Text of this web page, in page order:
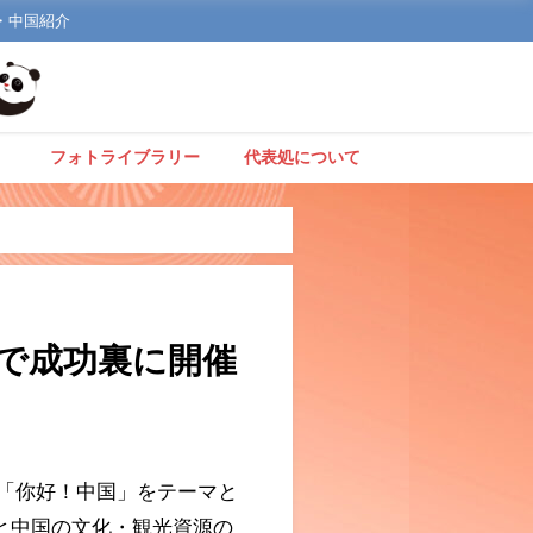
中国紹介
フォトライブラリー 代表処について
成功裏に開催
你好！中国」をテーマと
中国の文化・観光資源の